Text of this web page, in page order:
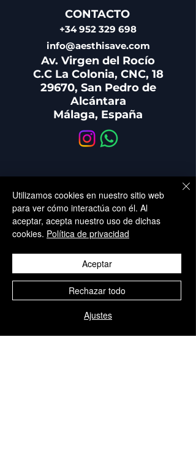
CONTACTO
+34 952 329 698
info@aesthisave.com
Av. Virgen del Rocío
C.C La Colonia, CNC, 18
29670, San Pedro de
Alcántara
Málaga, España
ATENCIÓN AL CLIENTE
+34 650 810 249
sales@aesthisave.com
Lunes - Viernes
09:00h - 13:00h
CORPORATIVA
AESTHISAVE SPAIN S.L
CIF: B10896686
Distribuidor médico
Utilizamos cookies en nuestro sitio web
para ver cómo interactúa con él. Al
aceptar, acepta nuestro uso de dichas
cookies. Política de privacidad
Ajustes
Rechazar todo
Aceptar